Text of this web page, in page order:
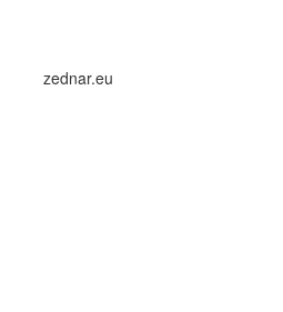
zednar.eu